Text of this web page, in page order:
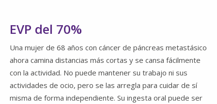
EVP del 70%
Una mujer de 68 años con cáncer de páncreas metastásico
ahora camina distancias más cortas y se cansa fácilmente
con la actividad. No puede mantener su trabajo ni sus
actividades de ocio, pero se las arregla para cuidar de sí
misma de forma independiente. Su ingesta oral puede ser